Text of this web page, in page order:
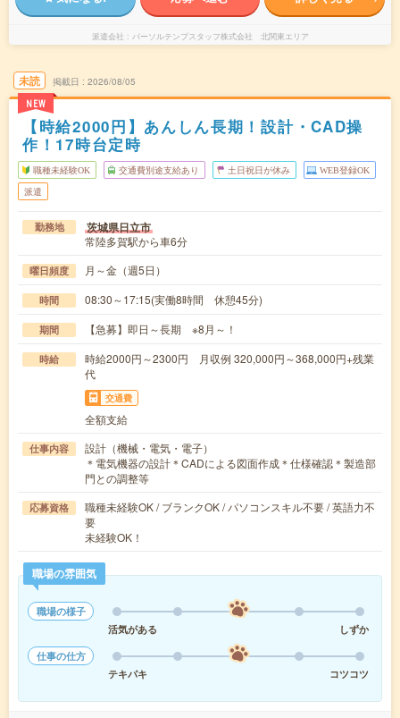
派遣会社 パーソルテンプスタッフ株式会社 北関東エリア
未読
NEW
掲載日 2026/08/05
【時給2000円】あんしん長期！設計・CAD操
作！17時台定時
職種未経験OK 交通費別途支給あり 土日祝日が休み WEB登録OK
派遣
勤務地 茨城県日立市
常陸多賀駅から車6分
曜日頻度 月～金（週5日）
時間 08:30～17:15(実働8時間 休憩45分)
期間 【急募】即日～長期 ※8月～！
時給
時給2000円～2300円 月収例 320,000円～368,000円+残業
代
交通費
全額支給
仕事内容
設計（機械・電気・電子）
＊電気機器の設計＊CADによる図面作成＊仕様確認＊製造部
門との調整等
応募資格
職種未経験OK / ブランクOK / パソコンスキル不要 / 英語力不
要
未経験OK！
職場の雰囲気
職場の様子
活気がある
しずか
仕事の仕方
テキパキ
コツコツ